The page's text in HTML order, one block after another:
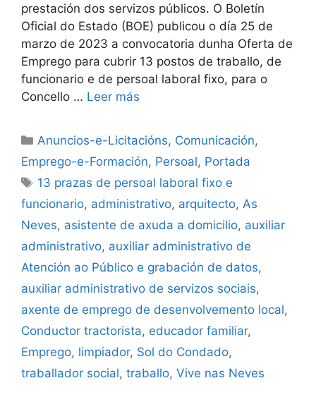
prestación dos servizos públicos. O Boletín
Oficial do Estado (BOE) publicou o día 25 de
marzo de 2023 a convocatoria dunha Oferta de
Emprego para cubrir 13 postos de traballo, de
funcionario e de persoal laboral fixo, para o
Concello … Leer más
Anuncios-e-Licitacións, Comunicación,
Emprego-e-Formación, Persoal, Portada
13 prazas de persoal laboral fixo e
funcionario, administrativo, arquitecto, As
Neves, asistente de axuda a domicilio, auxiliar
administrativo, auxiliar administrativo de
Atención ao Público e grabación de datos,
auxiliar administrativo de servizos sociais,
axente de emprego de desenvolvemento local,
Conductor tractorista, educador familiar,
Emprego, limpiador, Sol do Condado,
traballador social, traballo, Vive nas Neves